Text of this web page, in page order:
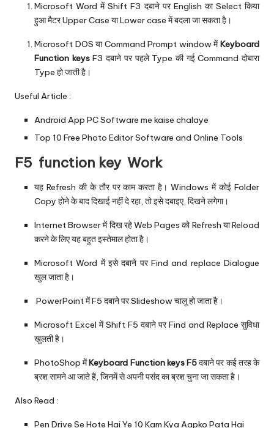
Microsoft Word में Shift F3 दबाने पर English का Select किया
हुआ मैटर Upper Case या Lower case में बदला जा सकता है।
Microsoft DOS या Command Prompt window मेंKeyboard
Function keysF3 दबाने पर पहले Type की गई Command दोबारा
Type हो जाती है।
Useful Article :
Android App PC Software me kaise chalaye
Top 10 Free Photo Editor Software and Online Tools
F5 function key Work
‌यह Refresh की के तौर पर काम करता है। Windows में कोई Folder
Copy होने के बाद दिखाई नहीं दे रहा, तो इसे दबाइए, दिखने लगेगा।
Internet Browser में दिख रहे Web Pages को Refresh या Reload
करने के लिए यह बहुत इस्तेमाल होता है।
Microsoft Word में इसे दबाने पर Find and replace Dialogue
खुल जाता है।
PowerPoint में F5 दबाने पर Slideshow चालू हो जाता है।
Microsoft Excel में Shift F5 दबाने पर Find and Replace सुविधा
खुलती है।
PhotoShop मेंKeyboard Function keys F5दबाने पर कई तरह के
ब्रश सामने आ जाते हैं, जिनमें से अपनी पसंद का ब्रश चुना जा सकता है।
Also Read :
Pen Drive Se Hote Hai Ye 10 Kam Kya Aapko Pata Hai